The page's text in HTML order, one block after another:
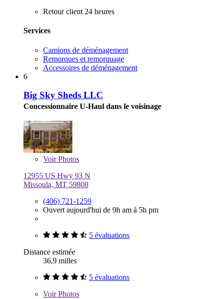
Retour client 24 heures
Services
Camions de déménagement
Remorques et remorquage
Accessoires de déménagement
6
Big Sky Sheds LLC
Concessionnaire U-Haul dans le voisinage
VoirPhotos
12955 US Hwy 93 N
Missoula, MT 59808
(406) 721-1259
Ouvert aujourd'hui de 9h am à 5h pm
5 évaluations
Distance estimée
36,9 milles
5 évaluations
VoirPhotos